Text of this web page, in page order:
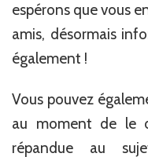
espérons que vous
amis, désormais
également !
Vous pouvez
au moment de le
répandue au